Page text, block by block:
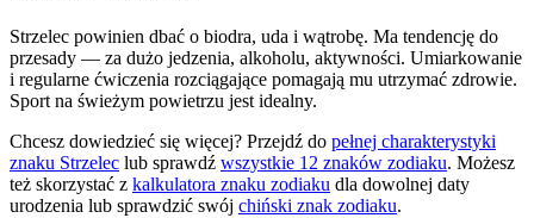
Strzelec powinien dbać o biodra, uda i wątrobę. Ma tendencję do
przesady — za dużo jedzenia, alkoholu, aktywności. Umiarkowanie
i regularne ćwiczenia rozciągające pomagają mu utrzymać zdrowie.
Sport na świeżym powietrzu jest idealny.
Chcesz dowiedzieć się więcej? Przejdź do pełnej charakterystyki
znaku Strzelec lub sprawdź wszystkie 12 znaków zodiaku. Możesz
też skorzystać z kalkulatora znaku zodiaku dla dowolnej daty
urodzenia lub sprawdzić swój chiński znak zodiaku.